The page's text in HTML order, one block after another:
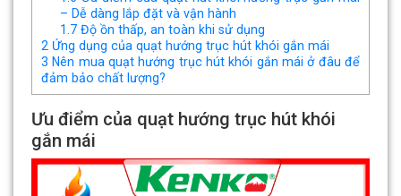
– Dễ dàng lắp đặt và vận hành
1.7 Độ ồn thấp, an toàn khi sử dụng
2 Ứng dụng của quạt hướng trục hút khói gắn mái
3 Nên mua quạt hướng trục hút khói gắn mái ở đâu để
đảm bảo chất lượng?
Ưu điểm của quạt hướng trục hút khói
gắn mái